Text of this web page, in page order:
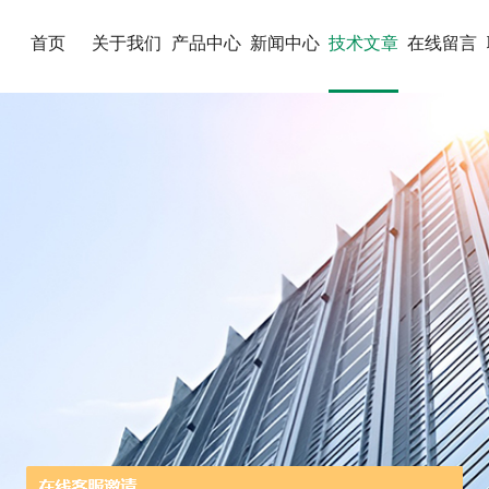
首页 关于我们 产品中心 新闻中心 技术文章 在线留言